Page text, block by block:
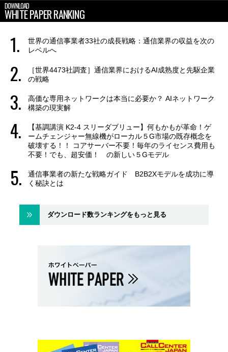
DOWNLOAD
WHITE PAPER RANKING
世界の通信事業者33社の成長戦略：通信業界の収益を次の
レベルへ
［世界4473社調査］通信業界におけるAI成熟度と先駆企業
の戦略
高価な専用ネットワークは本当に必要か？ AIネットワーク
構築の現実解
【基調講演 K2-4 スリーダブリュー】何もかもが革命！ゲ
ームチェンジャー無線機がローカル５G市場の既存概念を
破壊する！！ コアサーバー不要！毎年のライセンス費用も
不要！でも、超安価！ の新しい５Gモデル
通信事業者の新たな戦略ガイド B2B2Xモデルを成功に導
く秘訣とは
ダウンロード数ランキングをもっと見る